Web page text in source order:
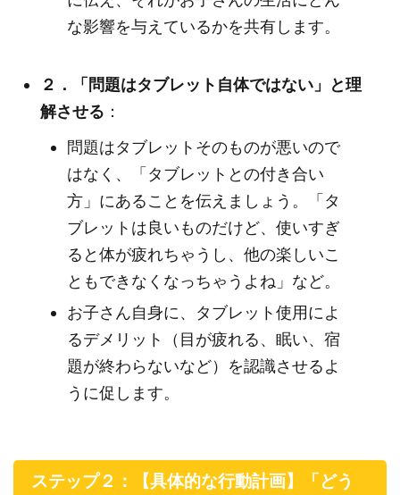
な影響を与えているかを共有します。
２．「問題はタブレット自体ではない」と理
解させる ：
問題はタブレットそのものが悪いので
はなく、「タブレットとの付き合い
方」にあることを伝えましょう。「タ
ブレットは良いものだけど、使いすぎ
ると体が疲れちゃうし、他の楽しいこ
ともできなくなっちゃうよね」など。
お子さん自身に、タブレット使用によ
るデメリット（目が疲れる、眠い、宿
題が終わらないなど）を認識させるよ
うに促します。
ステップ２：【具体的な行動計画】「どう